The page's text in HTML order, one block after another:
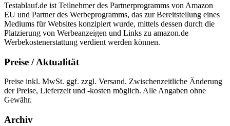
Testablauf.de ist Teilnehmer des Partnerprogramms von Amazon
EU und Partner des Werbeprogramms, das zur Bereitstellung eines
Mediums für Websites konzipiert wurde, mittels dessen durch die
Platzierung von Werbeanzeigen und Links zu amazon.de
Werbekostenerstattung verdient werden können.
Preise / Aktualität
Preise inkl. MwSt. ggf. zzgl. Versand. Zwischenzeitliche Änderung
der Preise, Lieferzeit und -kosten möglich. Alle Angaben ohne
Gewähr.
Archiv